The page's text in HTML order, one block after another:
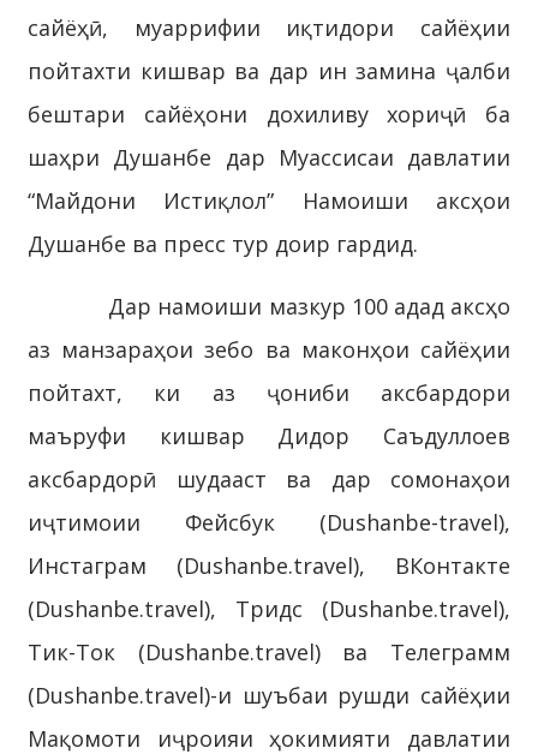
сайёҳӣ, муаррифии иқтидори сайёҳии
пойтахти кишвар ва дар ин замина ҷалби
бештари сайёҳони дохиливу хориҷӣ ба
шаҳри Душанбе дар Муассисаи давлатии
“Майдони Истиқлол” Намоиши аксҳои
Душанбе ва пресс тур доир гардид.
Дар намоиши мазкур 100 адад аксҳо
аз манзараҳои зебо ва маконҳои сайёҳии
пойтахт, ки аз ҷониби аксбардори
маъруфи кишвар Дидор Саъдуллоев
аксбардорӣ шудааст ва дар сомонаҳои
иҷтимоии Фейсбук (Dushanbe-travel),
Инстаграм (Dushanbe.travel), ВКонтакте
(Dushanbe.travel), Тридс (Dushanbe.travel),
Тик-Ток (Dushanbe.travel) ва Телеграмм
(Dushanbe.travel)-и шуъбаи рушди сайёҳии
Мақомоти иҷроияи ҳокимияти давлатии